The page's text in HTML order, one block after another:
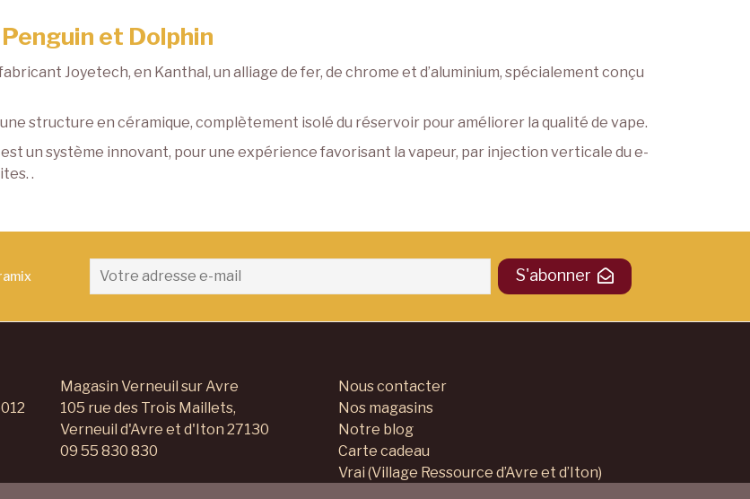
et Dolphin
Joyetech, en Kanthal, un alliage de fer, de chrome et d’aluminium, spécialement conçu
structure en céramique, complètement isolé du réservoir pour améliorer la qualité de vape.
un système innovant, pour une expérience favorisant la vapeur, par injection verticale du e-
.
S'abonner
Magasin Verneuil sur Avre
105 rue des Trois Maillets,
Verneuil d'Avre et d'Iton 27130
09 55 830 830
Nous contacter
Nos magasins
Notre blog
Carte cadeau
Vrai (Village Ressource d’Avre et d’Iton)